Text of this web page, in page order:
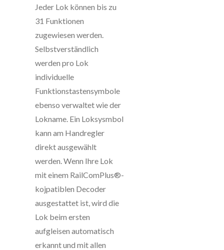
Jeder Lok können bis zu
31 Funktionen
zugewiesen werden.
Selbstverständlich
werden pro Lok
individuelle
Funktionstastensymbole
ebenso verwaltet wie der
Lokname. Ein Loksysmbol
kann am Handregler
direkt ausgewählt
werden. Wenn Ihre Lok
mit einem RailComPlus®-
kojpatiblen Decoder
ausgestattet ist, wird die
Lok beim ersten
aufgleisen automatisch
erkannt und mit allen